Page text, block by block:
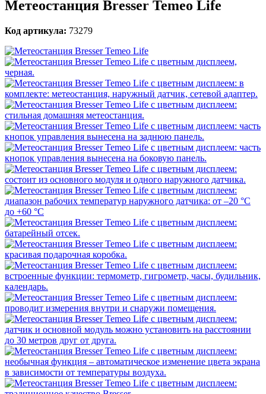
Метеостанция Bresser Temeo Life
Код артикула: 73279